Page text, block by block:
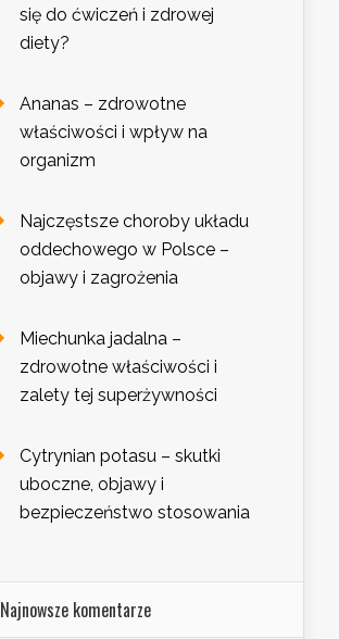
się do ćwiczeń i zdrowej
diety?
Ananas – zdrowotne
właściwości i wpływ na
organizm
Najczęstsze choroby układu
oddechowego w Polsce –
objawy i zagrożenia
Miechunka jadalna –
zdrowotne właściwości i
zalety tej superżywności
Cytrynian potasu – skutki
uboczne, objawy i
bezpieczeństwo stosowania
Najnowsze komentarze